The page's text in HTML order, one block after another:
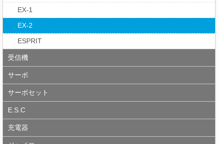
EX-1
EX-2
ESPRIT
受信機
サーボ
サーボセット
E.S.C
充電器